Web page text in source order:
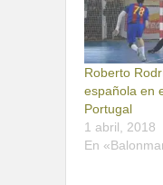
Roberto
española en
Portugal
1 abril, 2018
En